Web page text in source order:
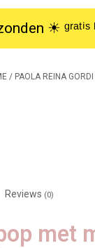
ᵍʳᵃᵗⁱˢ
/ PAOLA REINA
Reviews (0)
met